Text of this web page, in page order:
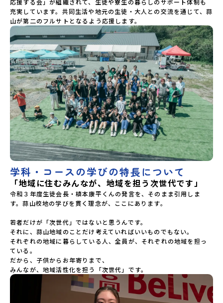
充実しています。共同生活や地元の生徒・大人との交流を通じて、蒜
山が第二のフルサトとなるよう応援します。
学科・コースの学びの特長について
「地域に住むみんなが、地域を担う次世代です」
令和３年度生徒会長・槙本康平くんの発言を、そのまま引用しま
す。蒜山校地の学びを貫く理念が、ここにあります。
若者だけが「次世代」ではないと思うんです。
それに、蒜山地域のことだけ考えていればいいものでもない。
それぞれの地域に暮らしている人、全員が、それぞれの地域を担っ
ている。
だから、子供からお年寄りまで、
みんなが、地域活性化を担う「次世代」です。